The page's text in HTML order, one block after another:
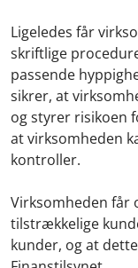
Ligeledes får
skriftlige
passende
sikrer, at
og styrer risikoen
at virksomheden
kontroller.
Virksomheden får
tilstrækkelige
kunder, og at